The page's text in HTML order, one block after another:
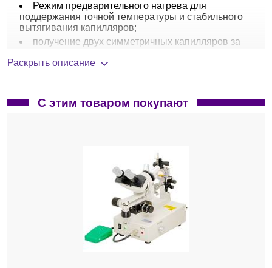
Режим предварительного нагрева для
поддержания точной температуры и стабильного
вытягивания капилляров;
получение двух симметричных капилляров за
диапазон импеданса от 1 Ом до более 100 Ом;
протоколов вытягивания;
китайском языке позволяет автоматически
подобрать один из предустановленных протоколов
вытягивания при вводе пользователем желаемых
параметров и типа капилляра, а также типа
нагревательной нити;
нагревательная нить (филамент) из платино-
иридиевого сплава;
безопасный режим позволяет избежать
Раскрыть описание
С этим товаром покупают